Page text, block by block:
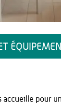
accueille pour